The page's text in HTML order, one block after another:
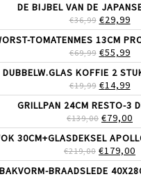
DE BIJBEL VAN DE
€36,99
PRIJS
WAS:
€36,99.
€29,99
IS:
TOMATENMES 13CM
€69,99
PRIJS
WAS:
€69,99.
€55,99
IS:
DUBBELW.GLAS KOFFIE 2
€19,99
PRIJS
WAS:
€19,99.
€14,99
IS:
GRILLPAN 24CM RESTO-3
€139,00
PRIJS
WAS:
€139,00.
€79,00
30CM+GLASDEKSEL
€219,00
PRIJS
WAS:
€179,00
BAKVORM-BRAADSLEDE